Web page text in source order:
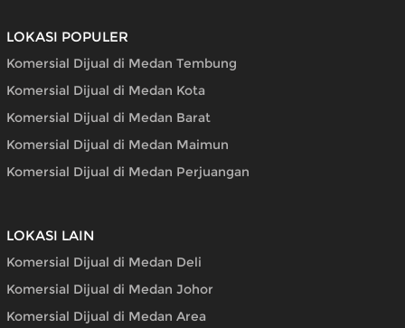
LOKASI POPULER
Komersial Dijual di Medan Tembung
Komersial Dijual di Medan Kota
Komersial Dijual di Medan Barat
Komersial Dijual di Medan Maimun
Komersial Dijual di Medan Perjuangan
LOKASI LAIN
Komersial Dijual di Medan Deli
Komersial Dijual di Medan Johor
Komersial Dijual di Medan Area